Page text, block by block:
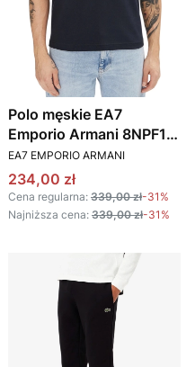
Polo męskie EA7
Emporio Armani 8NPF16
PJVUZ 1562
GRANATOWY
PRODUCENT
EA7 EMPORIO ARMANI
Cena promocyjna
234,00 zł
Cena regularna: 339,00 zł-31%
Najniższa cena: 339,00 zł-31%